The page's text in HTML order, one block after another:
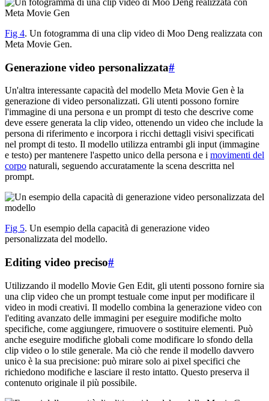
Fig 4. Un fotogramma di una clip video di Moo Deng realizzata con
Meta Movie Gen.
Generazione video personalizzata#
Un'altra interessante capacità del modello Meta Movie Gen è la
generazione di video personalizzati. Gli utenti possono fornire
l'immagine di una persona e un prompt di testo che descrive come
deve essere generata la clip video, ottenendo un video che include la
persona di riferimento e incorpora i ricchi dettagli visivi specificati
nel prompt di testo. Il modello utilizza entrambi gli input (immagine
e testo) per mantenere l'aspetto unico della persona e i movimenti del
corpo naturali, seguendo accuratamente la scena descritta nel
prompt.
Fig 5. Un esempio della capacità di generazione video
personalizzata del modello.
Editing video preciso#
Utilizzando il modello Movie Gen Edit, gli utenti possono fornire sia
una clip video che un prompt testuale come input per modificare il
video in modi creativi. Il modello combina la generazione video con
l'editing avanzato delle immagini per eseguire modifiche molto
specifiche, come aggiungere, rimuovere o sostituire elementi. Può
anche eseguire modifiche globali come modificare lo sfondo della
clip video o lo stile generale. Ma ciò che rende il modello davvero
unico è la sua precisione: può mirare solo ai pixel specifici che
richiedono modifiche e lasciare il resto intatto. Questo preserva il
contenuto originale il più possibile.